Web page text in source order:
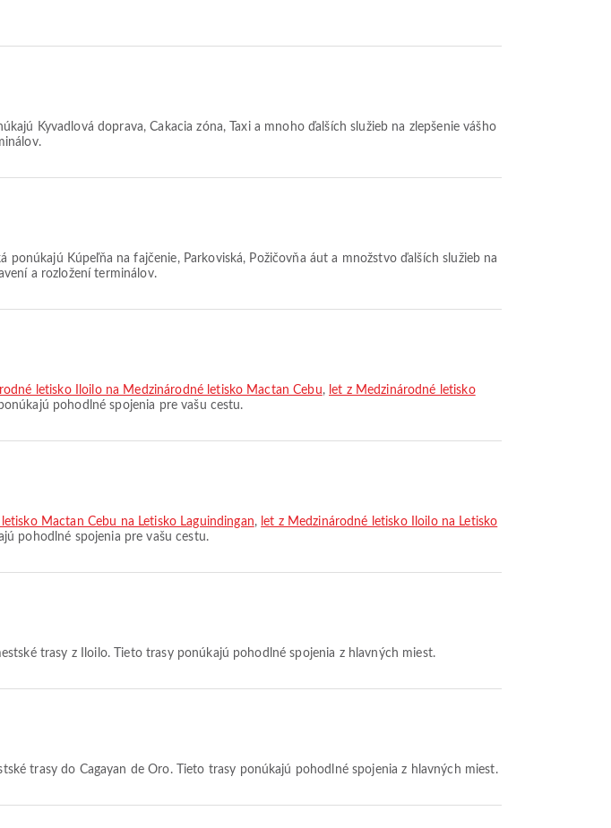
Kyvadlová doprava, Čakacia zóna, Taxi a mnoho ďalších služieb na zlepšenie vášho
Kúpeľňa na fajčenie, Parkoviská, Požičovňa áut a množstvo ďalších služieb na
a rozložení terminálov.
letisko Iloilo na Medzinárodné letisko Mactan Cebu, let z Medzinárodné letisko
pohodlné spojenia pre vašu cestu.
Mactan Cebu na Letisko Laguindingan, let z Medzinárodné letisko Iloilo na Letisko
pohodlné spojenia pre vašu cestu.
trasy z Iloilo. Tieto trasy ponúkajú pohodlné spojenia z hlavných miest.
trasy do Cagayan de Oro. Tieto trasy ponúkajú pohodlné spojenia z hlavných miest.